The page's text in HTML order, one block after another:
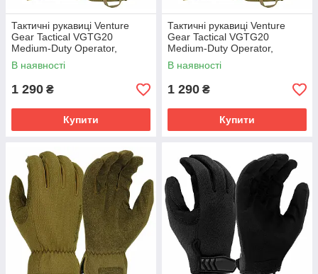
Тактичні рукавиці Venture
Gear Tactical VGTG20
Medium-Duty Operator,
пісочні, розмір S (7)
В наявності
1 290 ₴
Купити
Тактичні рукавиці Venture
Gear Tactical VGTG20
Medium-Duty Operator,
пісочні, розмір XXL ( 11 )
В наявності
1 290 ₴
Купити